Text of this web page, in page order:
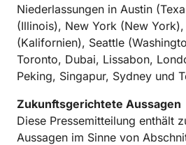
Niederlassungen in Austin
(Illinois), New York (New
(Kalifornien), Seattle
Toronto, Dubai, Lissabon,
Peking, Singapur, Sydney und
Zukunftsgerichtete Aussagen
Diese Pressemitteilung enthält
Aussagen im Sinne von